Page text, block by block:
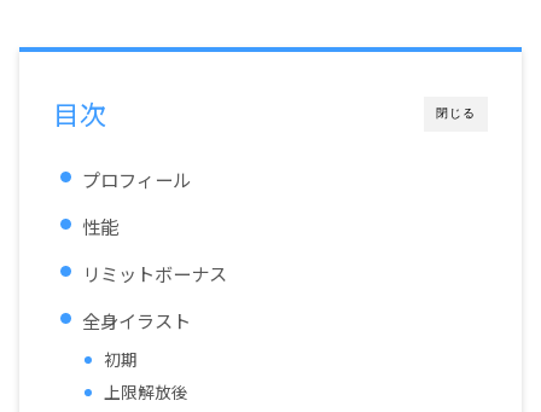
閉じる
目次
プロフィール
性能
リミットボーナス
全身イラスト
初期
上限解放後